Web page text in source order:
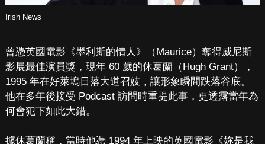
Irish News
曾憑英國電影《墨利斯的情人》（Maurice）奪得威尼斯
影展最佳演員獎，現年 60 歲的休葛蘭（Hugh Grant），
1995 年在好萊塢日落大道召妓，讓形象瞬間跌落谷底。
他在多年後接受 Podcast 訪問時重提此事，更透露當年為
何會犯下如此大錯。
據休葛蘭稱，當時他憑 1994 年上映的英國電影《妳是我